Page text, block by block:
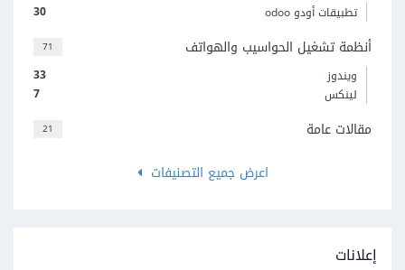
30 تطبيقات أودو odoo
71 أنظمة تشغيل الحواسيب والهواتف
33
ويندوز
7
لينكس
21
مقالات عامة
اعرض جميع التصنيفات
إعلانات